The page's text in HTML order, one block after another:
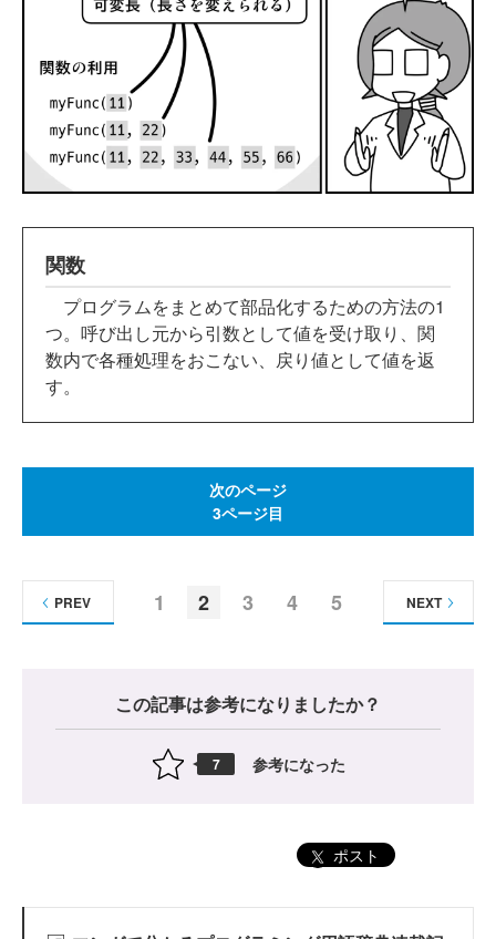
関数
プログラムをまとめて部品化するための方法の1
つ。呼び出し元から引数として値を受け取り、関
数内で各種処理をおこない、戻り値として値を返
す。
次のページ
3ページ目
1 2 3 4 5
PREV NEXT
この記事は参考になりましたか？
7 参考になった
ポスト